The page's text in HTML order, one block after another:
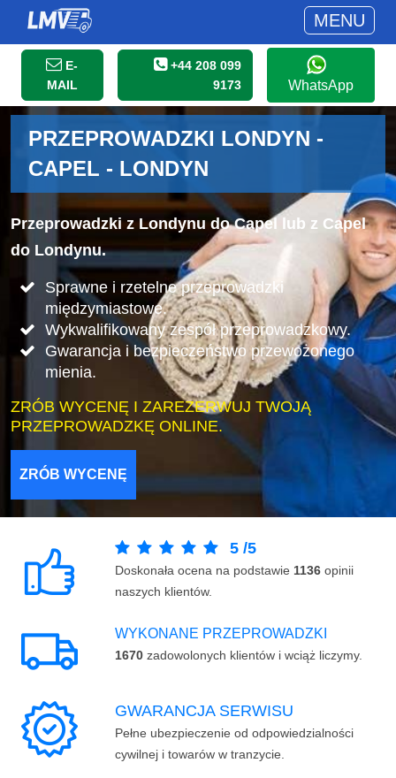
MENU
E-
MAIL
+44 208 099
9173
WhatsApp
PRZEPROWADZKI LONDYN -
CAPEL - LONDYN
Przeprowadzki z Londynu do Capel lub z Capel
do Londynu.
Sprawne i rzetelne przeprowadzki
międzymiastowe.
Wykwalifikowany zespół przeprowadzkowy.
Gwarancja i bezpieczeństwo przewożonego
mienia.
ZRÓB WYCENĘ I ZAREZERWUJ TWOJĄ
PRZEPROWADZKĘ ONLINE.
ZRÓB WYCENĘ
5 /5
Doskonała ocena na podstawie 1136 opinii
naszych klientów.
WYKONANE PRZEPROWADZKI
1670 zadowolonych klientów i wciąż liczymy.
GWARANCJA SERWISU
Pełne ubezpieczenie od odpowiedzialności
cywilnej i towarów w tranzycie.